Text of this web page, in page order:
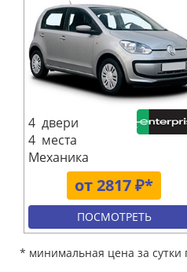
от 2817 ₽*
4 двери
4 места
Механика
ПОСМОТРЕТЬ
* минимальная цена за сутки